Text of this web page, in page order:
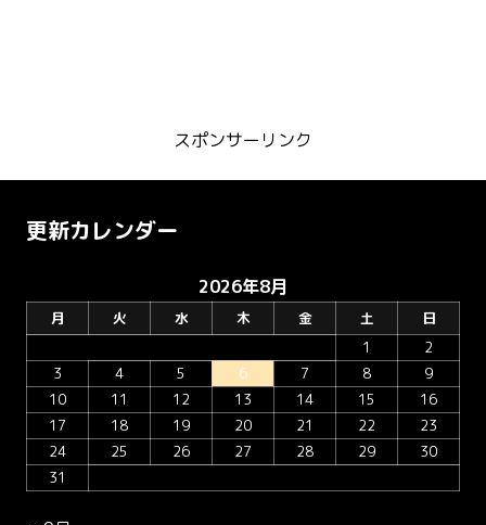
スポンサーリンク
更新カレンダー
2026年8月
月 火 水 木 金 土
日
1
2
3
4 5 6 7 8
9
10
11 12 13 14 15
16
17
18 19 20 21 22
23
24
25 26 27 28 29
30
31